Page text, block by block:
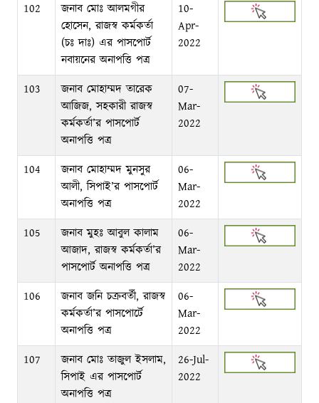
102
জনাব মোঃ আলমগীর
হোসেন, রাজস্ব কর্মকর্তা
(চঃ দাঃ) এর পাসপোর্ট
নবায়নের অনাপত্তি পত্র
10-
Apr-
2022
103
জনাব মোহাম্মদ তারেক
আজিজ, সহকারী রাজস্ব
কর্মকর্তা’র পাসপোর্ট
অনাপত্তি পত্র
07-
Mar-
2022
104
জনাব মোহাম্মদ মুনসুর
আলী, সিপাই’র পাসপোর্ট
অনাপত্তি পত্র
06-
Mar-
2022
105
জনাব মুহঃ আবুল কালাম
আজাদ, রাজস্ব কর্মকর্তা’র
পাসপোর্ট অনাপত্তি পত্র
06-
Mar-
2022
106
জনাব জনি চক্রবর্তী, রাজস্ব
কর্মকর্তা’র পাসপোর্টে
অনাপত্তি পত্র
06-
Mar-
2022
107
জনাব মোঃ তাজুল ইসলাম,
সিপাই এর পাসপোর্ট
অনাপত্তি পত্র
26-Jul-
2022